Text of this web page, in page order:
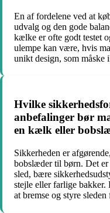
En af fordelene ved at
udvalg og den gode
kælke er ofte godt testet
ulempe kan være, hvis
unikt design, som
Hvilke
anbefalinger bør
en kælk eller
Sikkerheden er
bobslæder til børn. Det er
sled, bære
stejle eller farlige
at bremse og styre